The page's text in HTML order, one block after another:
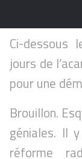
Ci-dessous
jours de
pour une
Brouillon.
géniales. Il
réforme